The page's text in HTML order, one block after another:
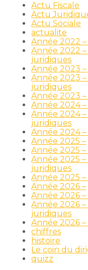
Actu Fiscale
Actu
Actu Sociale
actualite
Année 2022
Année 2022
juridiques
Année 2023
Année 2023
juridiques
Année 2023
Année 2024
Année 2024
juridiques
Année 2024
Année 2025 –
Année 2025
Année 2025
juridiques
Année 2025
Année 2026 –
Année 2026
Année 2026
juridiques
Année 2026
chiffres
histoire
Le coin du
quizz